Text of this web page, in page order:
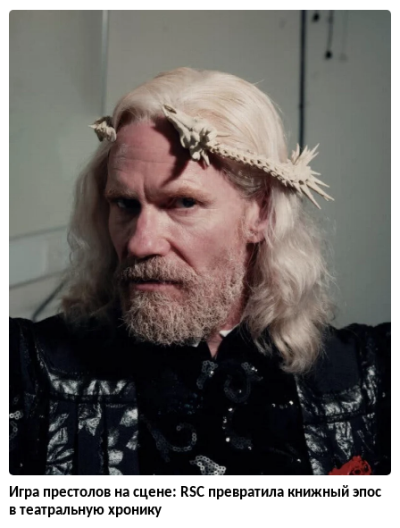
Игра престолов на сцене: RSC превратила книжный эпос
в театральную хронику